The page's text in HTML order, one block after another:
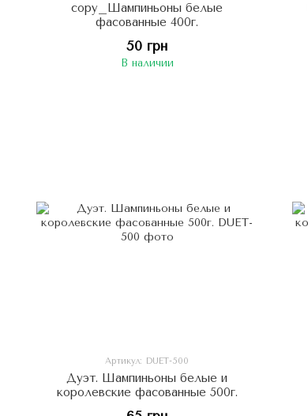
copy_Шампиньоны белые
фасованные 400г.
50 грн
В наличии
Артикул: DUET-500
Дуэт. Шампиньоны белые и
королевские фасованные 500г.